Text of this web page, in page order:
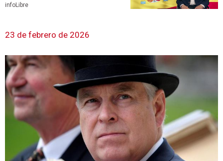
infoLibre
23 de febrero de 2026